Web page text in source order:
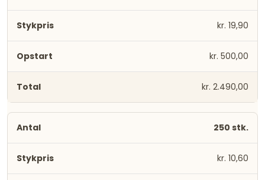
kr. 19,90
kr. 500,00
kr. 2.490,00
250 stk.
kr. 10,60